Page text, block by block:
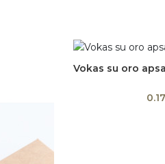
Į
Vokas su oro